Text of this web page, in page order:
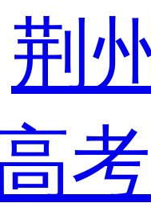
荆
考